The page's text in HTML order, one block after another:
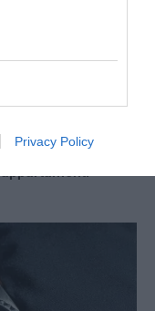
Privacy Policy